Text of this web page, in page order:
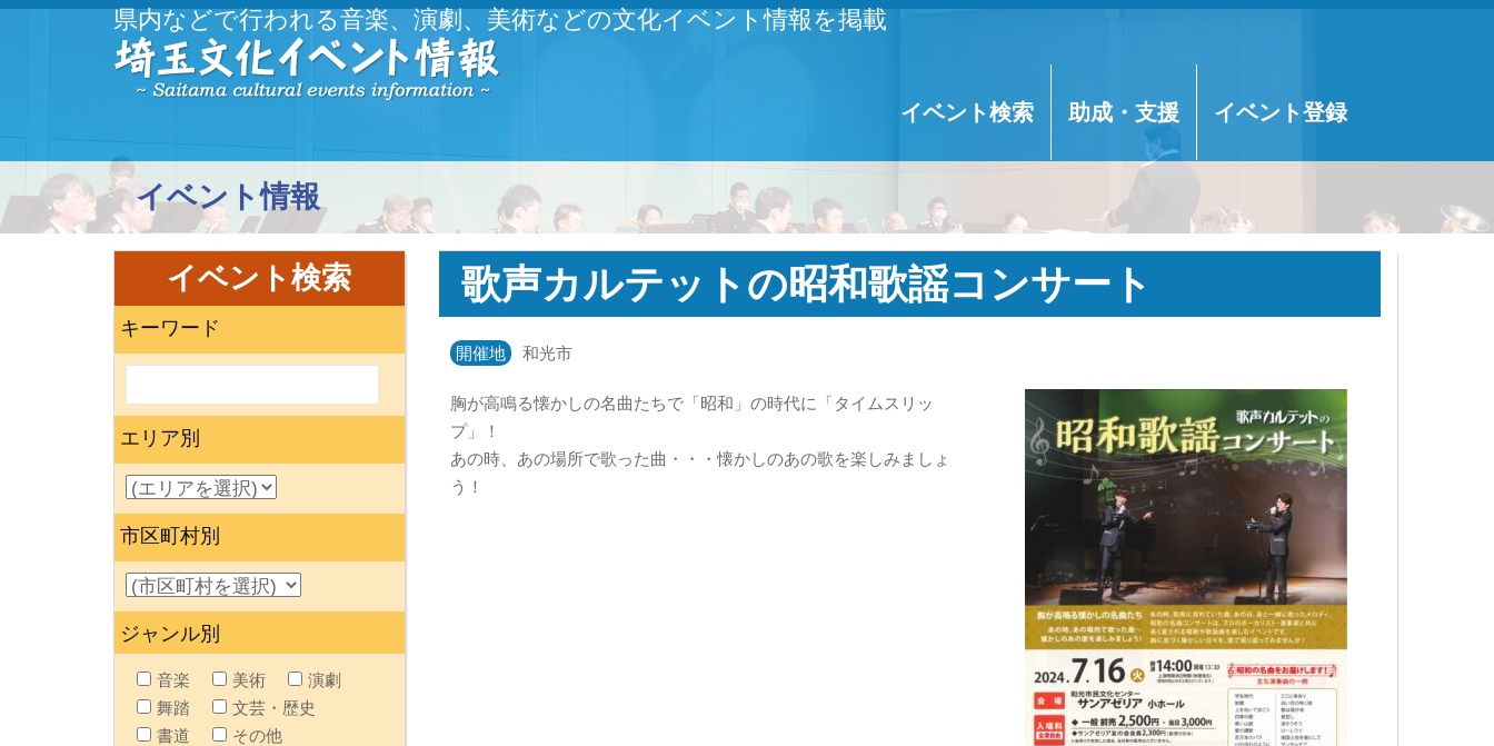
県内などで行われる音楽、演劇、美術などの文化イベント情報を掲載
イベント検索 助成・支援 イベント登録
イベント情報
歌声カルテットの昭和歌謡コンサート
開催地 和光市
胸が高鳴る懐かしの名曲たちで「昭和」の時代に「タイムスリッ
プ」！
あの時、あの場所で歌った曲・・・懐かしのあの歌を楽しみましょ
う！
イベント検索
キーワード
エリア別
市区町村別
ジャンル別
音楽 美術
演劇
舞踏
文芸・歴史
書道
その他